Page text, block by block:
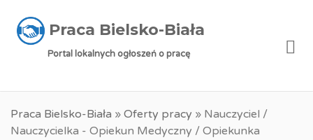
Praca Bielsko-Biała
Portal lokalnych ogłoszeń o pracę
Praca Bielsko-Biała » Oferty pracy » Nauczyciel /
Nauczycielka - Opiekun Medyczny / Opiekunka